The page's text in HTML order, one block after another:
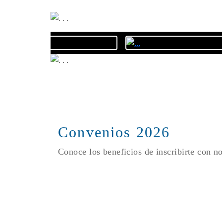
Convenios 2026
Conoce los beneficios de inscribirte con